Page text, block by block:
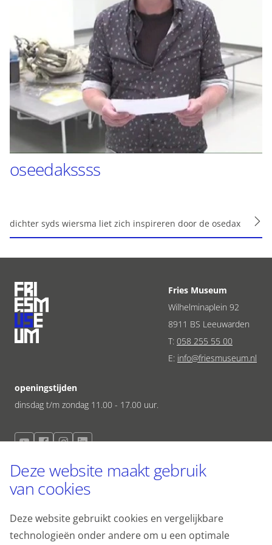
oseedakssss
dichter syds wiersma liet zich inspireren door de osedax
Fries Museum
Wilhelminaplein 92
8911 BS Leeuwarden
T: 058 255 55 00
E: info@friesmuseum.nl
openingstijden
dinsdag t/m zondag 11.00 - 17.00 uur.
Schrijf je in voor onze nieuwsbrief en blijf op de hoogte van de
laatste ontwikkelingen.
Deze website maakt gebruik
van cookies
Deze website gebruikt cookies en vergelijkbare
technologieën onder andere om u een optimale